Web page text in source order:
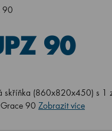
90
90
skříňka (860x820x450) s 1
90 Zobrazit více